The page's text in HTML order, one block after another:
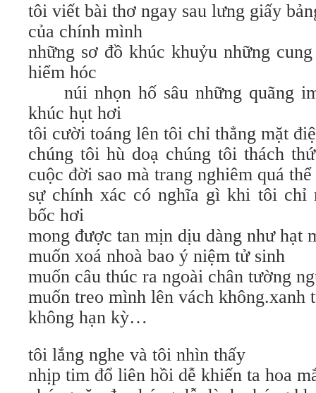
tôi viết bài thơ ngay sau lưng giấy
của chính mình
những sơ đồ khúc khuỷu những
hiểm hóc
núi nhọn hố sâu những quãng
khúc hụt hơi
tôi cười toáng lên tôi chỉ thẳng mặt
chúng tôi hù doạ chúng tôi thách
cuộc đời sao mà trang nghiêm quá thể
sự chính xác có nghĩa gì khi tôi chỉ
bốc hơi
mong được tan mịn dịu dàng như hạt
muốn xoá nhoà bao ý niệm tử sinh
muốn câu thúc ra ngoài chân tường
muốn treo mình lên vách không.xanh
không hạn kỳ…
tôi lắng nghe và tôi nhìn thấy
nhịp tim đổ liên hồi dễ khiến ta hoa